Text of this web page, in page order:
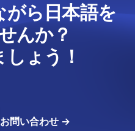
がら日本語を
んか？
ょう！
お問い合わせ →